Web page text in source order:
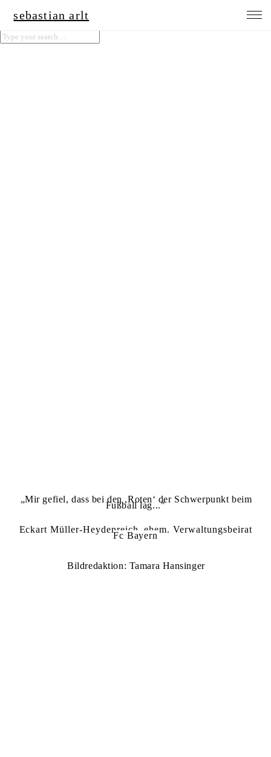
sebastian arlt
„Mir gefiel, dass bei den ,Roten‘ der Schwerpunkt beim
Fußball lag..."
Eckart Müller-Heydenreich, ehem. Verwaltungsbeirat
Fc Bayern
Bildredaktion: Tamara Hansinger